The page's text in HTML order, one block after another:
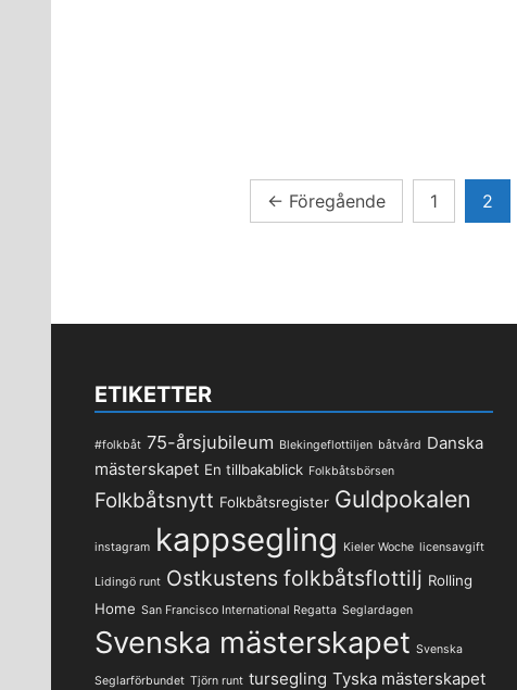
← Föregående 1 2
ETIKETTER
#folkbåt 75-årsjubileum Blekingeflottiljen båtvård Danska
mästerskapet En tillbakablick Folkbåtsbörsen
Folkbåtsnytt Folkbåtsregister Guldpokalen
instagram kappsegling Kieler Woche licensavgift
Lidingö runt Ostkustens folkbåtsflottilj Rolling
Home San Francisco International Regatta Seglardagen
Svenska mästerskapet Svenska
Seglarförbundet Tjörn runt tursegling Tyska mästerskapet